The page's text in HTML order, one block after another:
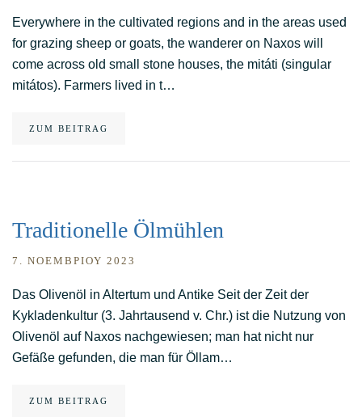
Everywhere in the cultivated regions and in the areas used
for grazing sheep or goats, the wanderer on Naxos will
come across old small stone houses, the mitáti (singular
mitátos). Farmers lived in t…
ZUM BEITRAG
Traditionelle Ölmühlen
7. ΝΟΕΜΒΡΊΟΥ 2023
Das Olivenöl in Altertum und Antike Seit der Zeit der
Kykladenkultur (3. Jahrtausend v. Chr.) ist die Nutzung von
Olivenöl auf Naxos nachgewiesen; man hat nicht nur
Gefäße gefunden, die man für Öllam…
ZUM BEITRAG